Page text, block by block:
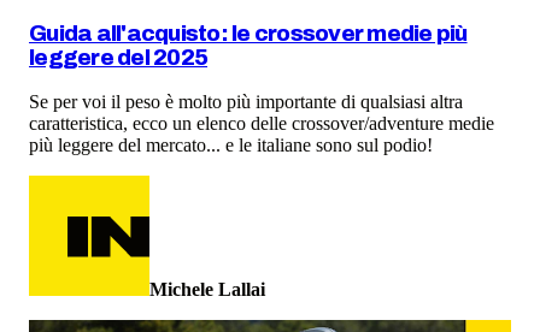
Guida all'acquisto: le crossover medie più
leggere del 2025
Se per voi il peso è molto più importante di qualsiasi altra
caratteristica, ecco un elenco delle crossover/adventure medie
più leggere del mercato... e le italiane sono sul podio!
Michele Lallai